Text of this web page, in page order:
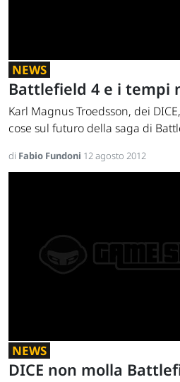
NEWS
Battlefield 4 e i tempi
Karl Magnus Troedsson, dei
cose sul futuro della saga di
di Fabio Fundoni 12 agosto 2012
NEWS
DICE non molla